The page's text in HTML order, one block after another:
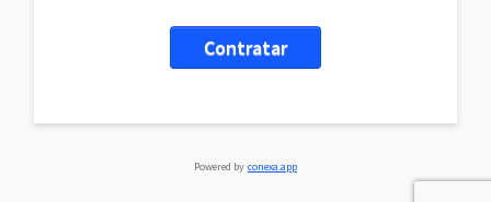
Contratar
Powered by conexa.app